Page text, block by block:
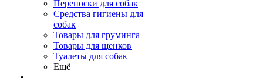
Переноски для собак
Средства гигиены для
собак
Товары для груминга
Товары для щенков
Туалеты для собак
Ещё